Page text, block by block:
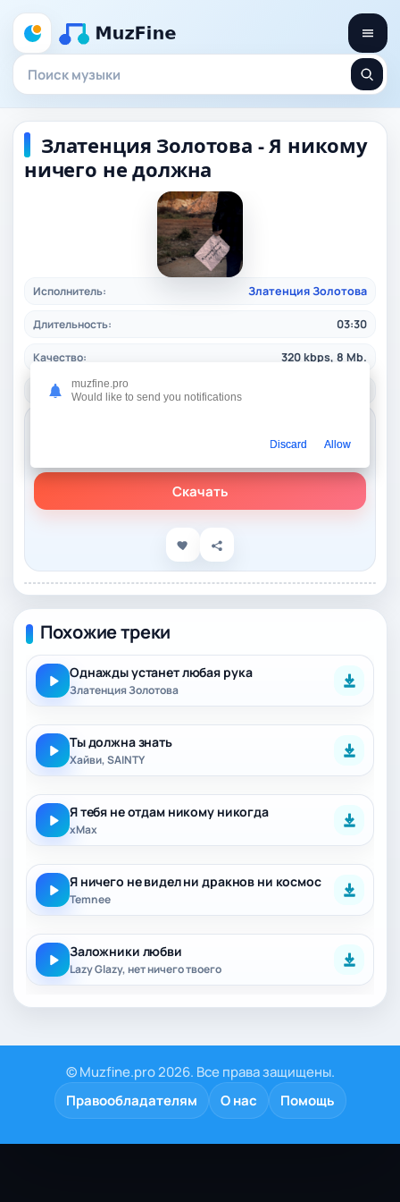
Златенция Золотова - Я никому
ничего не должна
Исполнитель: Златенция Золотова
Длительность: 03:30
Качество: 320 kbps, 8 Mb.
Жанр:
Златенция Золотова - Я никому ничего не должна
Скачать
Похожие треки
Однажды устанет любая рука
Златенция Золотова
Ты должна знать
Хайви, SAINTY
Я тебя не отдам никому никогда
xMax
Я ничего не видел ни дракнов ни космос
Temnee
Заложники любви
Lazy Glazy, нет ничего твоего
© Muzfine.pro 2026. Все права защищены.
Правообладателям
О нас Помощь
muzfine.pro
Would like to send you notifications
Discard Allow